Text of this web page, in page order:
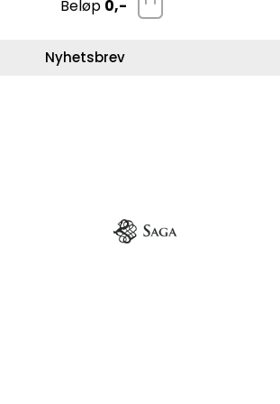
Favoritter
Beløp 0,-
Nyhetsbrev